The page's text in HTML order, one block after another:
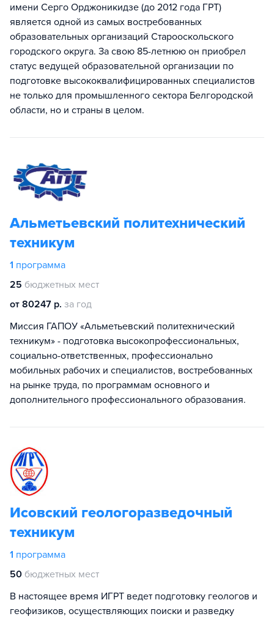
имени Серго Орджоникидзе (до 2012 года ГРТ)
является одной из самых востребованных
образовательных организаций Старооскольского
городского округа. За свою 85-летнюю он приобрел
статус ведущей образовательной организации по
подготовке высококвалифицированных специалистов
не только для промышленного сектора Белгородской
области, но и страны в целом.
Альметьевский политехнический
техникум
1 программа
25 бюджетных мест
от 80247 р. за год
Миссия ГАПОУ «Альметьевский политехнический
техникум» - подготовка высокопрофессиональных,
социально-ответственных, профессионально
мобильных рабочих и специалистов, востребованных
на рынке труда, по программам основного и
дополнительного профессионального образования.
Исовский геологоразведочный
техникум
1 программа
50 бюджетных мест
В настоящее время ИГРТ ведет подготовку геологов и
геофизиков, осуществляющих поиски и разведку